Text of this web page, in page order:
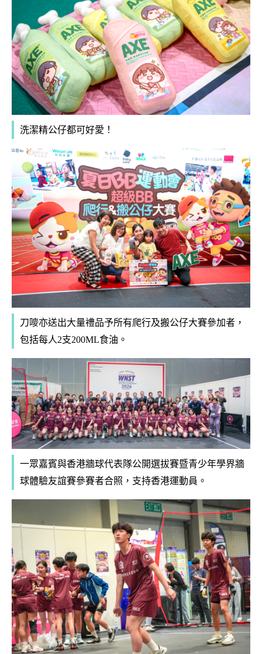
洗潔精公仔都可好愛！
刀嘜亦送出大量禮品予所有爬行及搬公仔大賽參加者，
包括每人2支200ML食油。
一眾嘉賓與香港牆球代表隊公開選拔賽暨青少年學界牆
球體驗友誼賽參賽者合照，支持香港運動員。